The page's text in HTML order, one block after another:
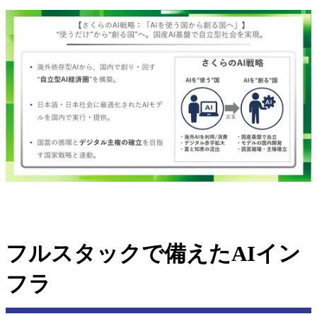
フルスタックで備えたAIイン
フラ